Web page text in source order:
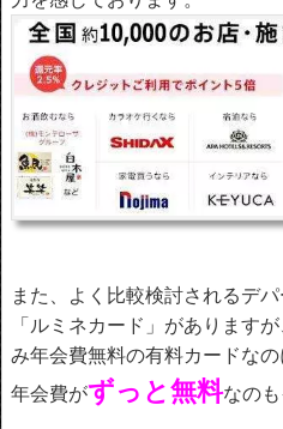
また、よく比較検討されるデ
「ルミネカード」があります
み年会費無料の有料カードな
年会費がずっと無料なのも